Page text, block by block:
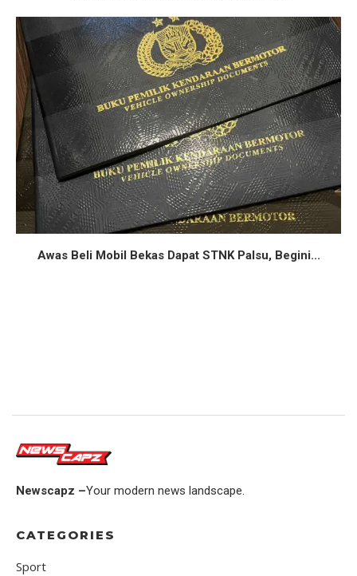
Awas Beli Mobil Bekas Dapat STNK Palsu, Begini...
Newscapz –Your modern news landscape.
CATEGORIES
Sport